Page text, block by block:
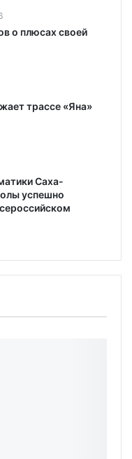
о плюсах своей
трассе «Яна»
Саха-
успешно